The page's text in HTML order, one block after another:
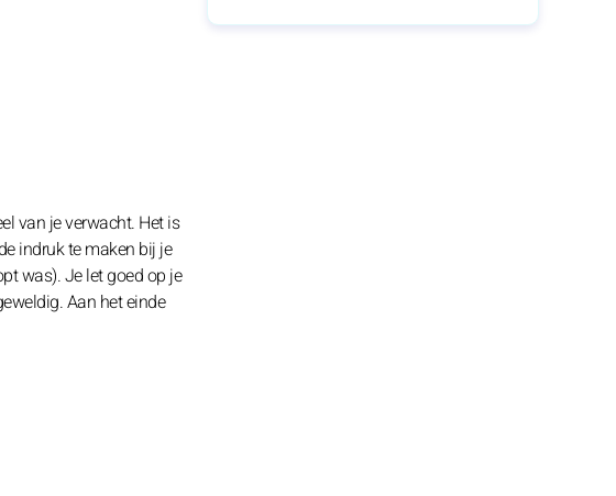
van je verwacht. Het is
indruk te maken bij je
was). Je let goed op je
Aan het einde